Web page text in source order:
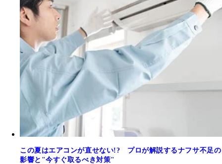
この夏はエアコンが直せない!? プロが解説するナフサ不足の
影響と"今すぐ取るべき対策"